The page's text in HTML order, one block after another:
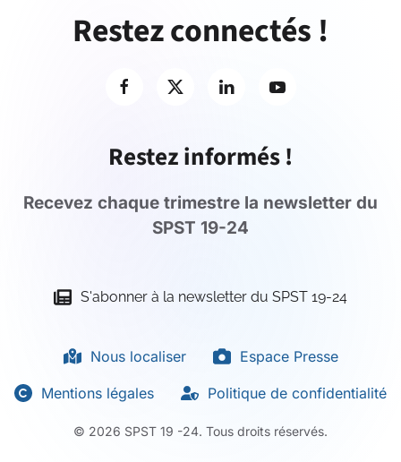
Restez connectés !
Restez informés !
Recevez chaque trimestre la newsletter du
SPST 19-24
S'abonner à la newsletter du SPST 19-24
Nous localiser Espace Presse
Mentions légales Politique de confidentialité
© 2026 SPST 19 -24. Tous droits réservés.